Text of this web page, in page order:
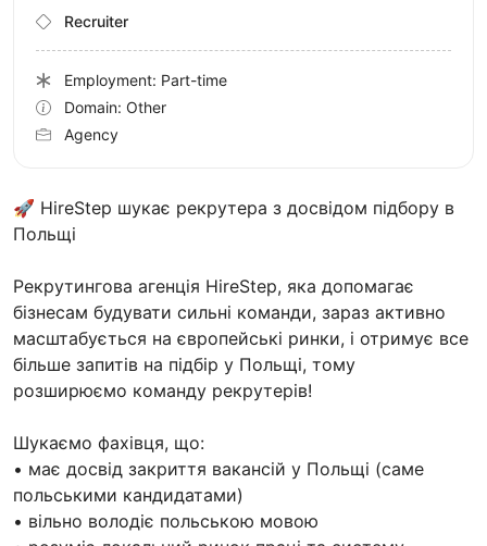
🚀 HireStep шукає рекрутера з досвідом підбору в
Польщі
Рекрутингова агенція HireStep, яка допомагає
бізнесам будувати сильні команди, зараз активно
масштабується на європейські ринки, і отримує все
більше запитів на підбір у Польщі, тому
розширюємо команду рекрутерів!
Шукаємо фахівця, що:
• має досвід закриття вакансій у Польщі (саме
польськими кандидатами)
• вільно володіє польською мовою
Recruiter
Employment: Part-time
Domain: Other
Agency